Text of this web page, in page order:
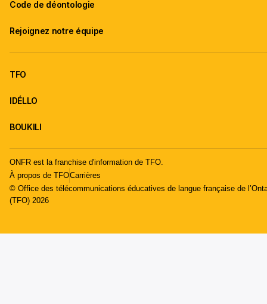
Code de déontologie
Rejoignez notre équipe
TFO
IDÉLLO
BOUKILI
ONFR est la franchise d'information de TFO.
À propos de TFOCarrières
© Office des télécommunications éducatives de langue française de
(TFO) 2026